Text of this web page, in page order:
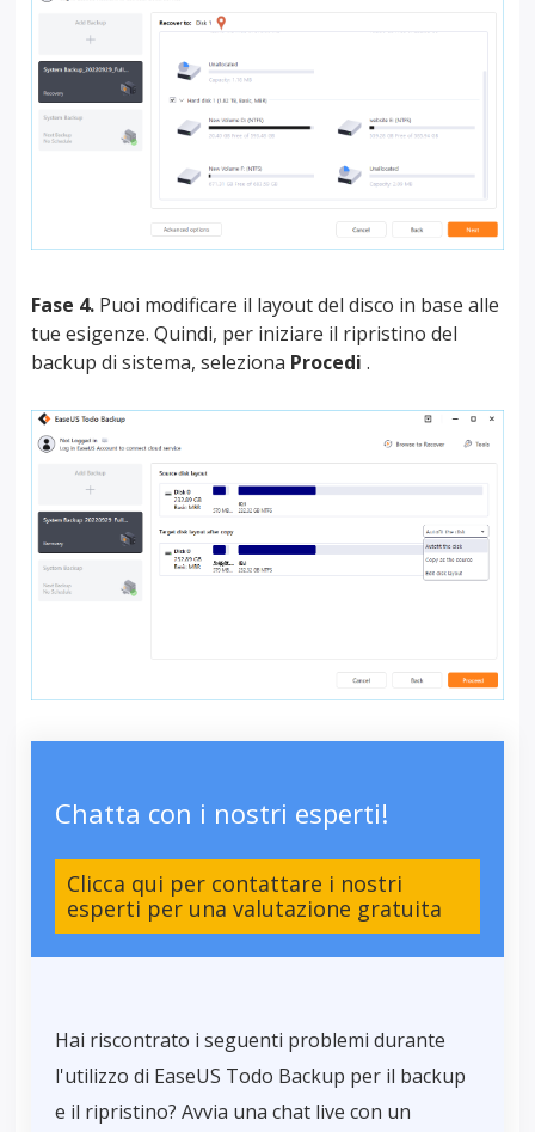
Fase 4. Puoi modificare il layout del disco in base alle
tue esigenze. Quindi, per iniziare il ripristino del
backup di sistema, seleziona Procedi .
Chatta con i nostri esperti!
Clicca qui per contattare i nostri
esperti per una valutazione gratuita
Hai riscontrato i seguenti problemi durante
l'utilizzo di EaseUS Todo Backup per il backup
e il ripristino? Avvia una chat live con un